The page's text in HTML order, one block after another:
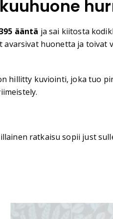
ääntä ja sai kiitosta
huonetta ja
hillitty kuviointi, joka tuo
ratkaisu sopii just